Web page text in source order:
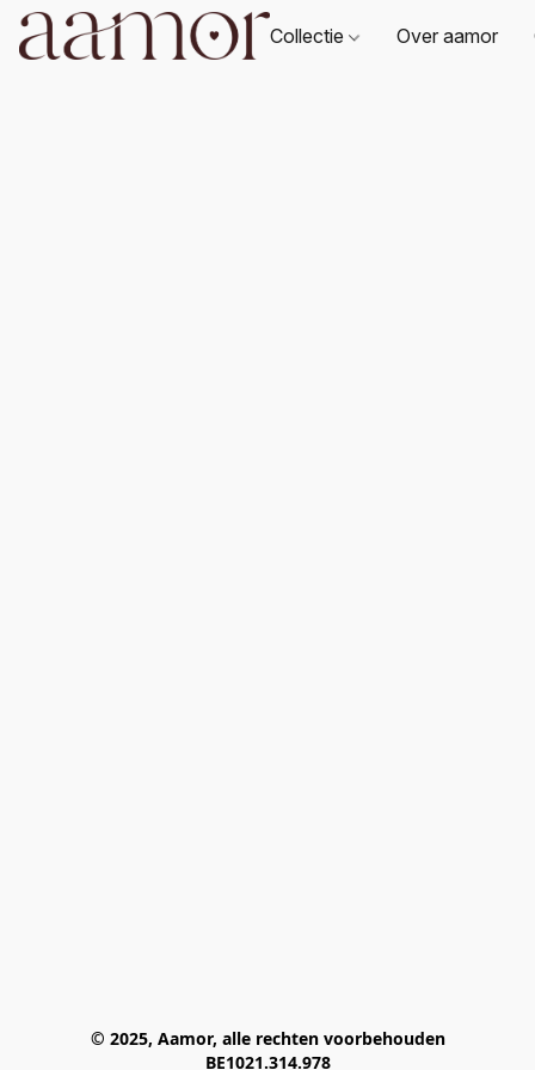
Collectie Over aamor
© 2025, Aamor, alle rechten voorbehouden
BE1021.314.978